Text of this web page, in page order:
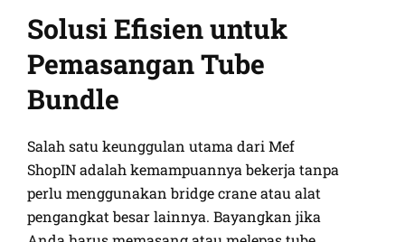
Solusi Efisien untuk
Pemasangan Tube
Bundle
Salah satu keunggulan utama dari Mef
ShopIN adalah kemampuannya bekerja tanpa
perlu menggunakan bridge crane atau alat
pengangkat besar lainnya. Bayangkan jika